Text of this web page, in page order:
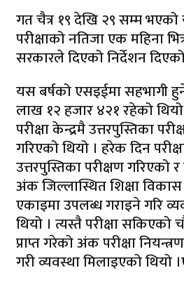
गत चैत्र १९ देखि २९ सम्म
परीक्षाको नतिजा एक महिना
सरकारले दिएको निर्देशन
यस बर्षको एसइईमा सहभागी हुने
लाख १२ हजार ४२१ रहेको
परीक्षा केन्द्रमै उत्तरपुस्तिका
गरिएको थियो । हरेक दिन
उत्तरपुस्तिका परीक्षण गरिएको र
अंक जिल्लास्थित शिक्षा
एकाइमा उपलब्ध गराइने गरि
थियो । त्यस्तै परीक्षा सकिएको
प्राप्त गरेको अंक परीक्षा
गरी व्यवस्था मिलाइएको थियो